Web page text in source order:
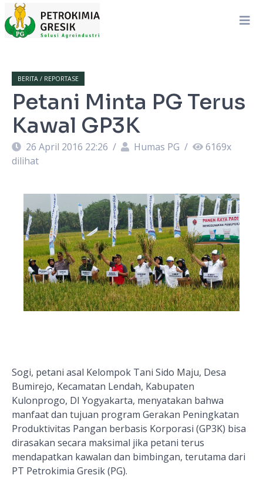
BERITA / REPORTASE
Petani Minta PG Terus
Kawal GP3K
26 April 2016 22:26 / Humas PG / 6169x
dilihat
Sogi, petani asal Kelompok Tani Sido Maju, Desa
Bumirejo, Kecamatan Lendah, Kabupaten
Kulonprogo, DI Yogyakarta, menyatakan bahwa
manfaat dan tujuan program Gerakan Peningkatan
Produktivitas Pangan berbasis Korporasi (GP3K) bisa
dirasakan secara maksimal jika petani terus
mendapatkan kawalan dan bimbingan, terutama dari
PT Petrokimia Gresik (PG).